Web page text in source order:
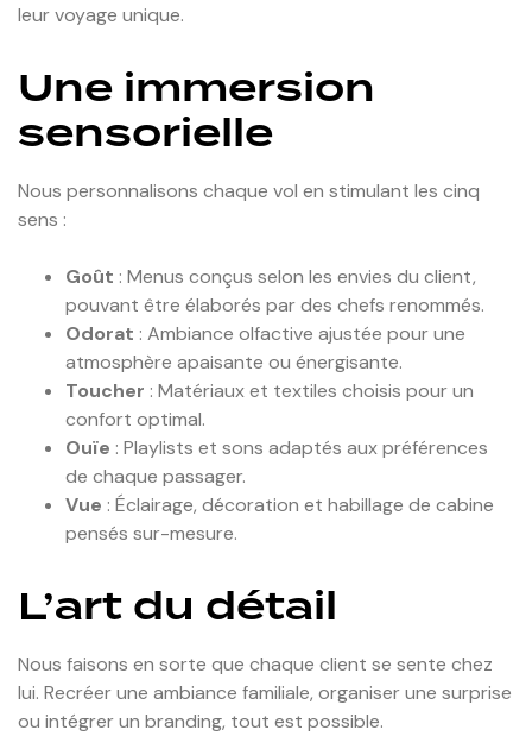
leur voyage unique.
Une immersion
sensorielle
Nous personnalisons chaque vol en stimulant les cinq
sens :
Goût : Menus conçus selon les envies du client,
pouvant être élaborés par des chefs renommés.
Odorat : Ambiance olfactive ajustée pour une
atmosphère apaisante ou énergisante.
Toucher : Matériaux et textiles choisis pour un
confort optimal.
Ouïe : Playlists et sons adaptés aux préférences
de chaque passager.
Vue : Éclairage, décoration et habillage de cabine
pensés sur-mesure.
L’art du détail
Nous faisons en sorte que chaque client se sente chez
lui. Recréer une ambiance familiale, organiser une surprise
ou intégrer un branding, tout est possible.